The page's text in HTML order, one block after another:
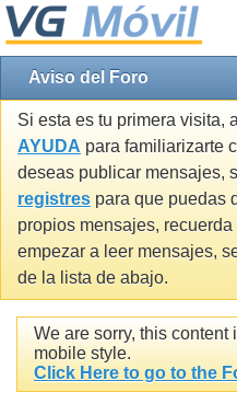
Aviso del Foro
Si esta es tu primera visita,
AYUDA para familiarizarte
deseas publicar mensajes,
registres para que puedas
propios mensajes,
empezar a leer mensajes,
de la lista de abajo.
We are sorry, this content
mobile style.
Click Here to go to the